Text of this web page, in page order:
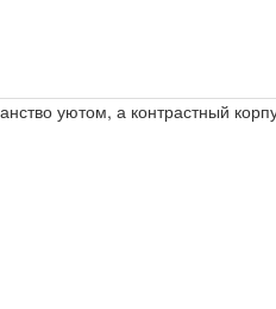
уютом, а контрастный